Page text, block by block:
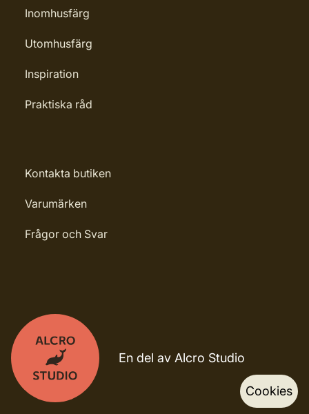
Inomhusfärg
Utomhusfärg
Inspiration
Praktiska råd
Kontakta butiken
Varumärken
Frågor och Svar
En del av Alcro Studio
Cookies